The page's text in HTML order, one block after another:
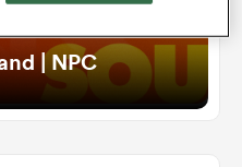
| NPC